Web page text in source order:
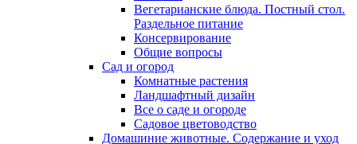
Вегетарианские блюда. Постный стол.
Раздельное питание
Консервирование
Общие вопросы
Сад и огород
Комнатные растения
Ландшафтный дизайн
Все о саде и огороде
Садовое цветоводство
Домашиние животные. Содержание и уход